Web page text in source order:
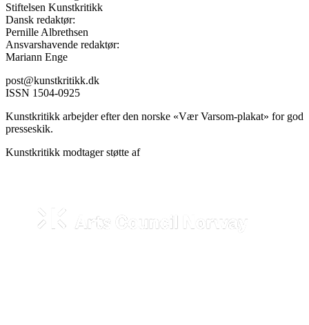
Stiftelsen Kunstkritikk
Dansk redaktør:
Pernille Albrethsen
Ansvarshavende redaktør:
Mariann Enge
post@kunstkritikk.dk
ISSN 1504-0925
Kunstkritikk arbejder efter den norske «Vær Varsom-plakat» for god
presseskik.
Kunstkritikk modtager støtte af